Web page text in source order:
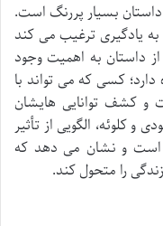
داستان بسیار پررنگ است.
به یادگیری ترغیب می کند
داستان به اهمیت وجود
دارد؛ کسی که می تواند با
و کشف توانایی هایشان
کلوئه، الگویی از تأثیر
است و نشان می دهد که
را متحول کند.